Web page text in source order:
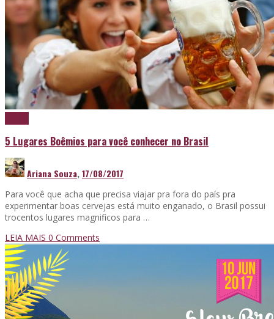
5 Lugares Boêmios para você conhecer no Brasil
Ariana Souza,17/08/2017
Para você que acha que precisa viajar pra fora do país pra
experimentar boas cervejas está muito enganado, o Brasil possui
trocentos lugares magnificos para …
LEIA MAIS 0 Comments